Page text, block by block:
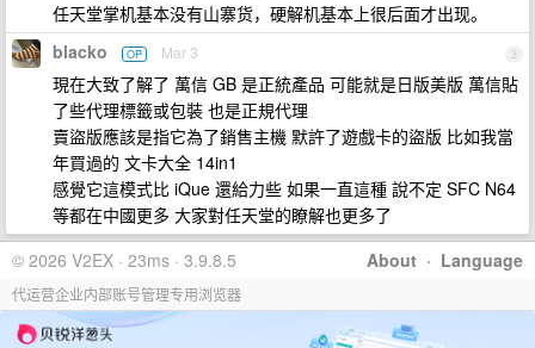
任天堂掌机基本没有山寨货，硬解机基本上很后面才出现。
3
blacko OP Mar 3
現在大致了解了 萬信 GB 是正統產品 可能就是日版美版 萬信貼
了些代理標籤或包裝 也是正規代理
賣盜版應該是指它為了銷售主機 默許了遊戲卡的盜版 比如我當
年買過的 文卡大全 14in1
感覺它這模式比 iQue 還給力些 如果一直這種 說不定 SFC N64
等都在中國更多 大家對任天堂的瞭解也更多了
About · Language
© 2026 V2EX · 23ms · 3.9.8.5
代运营企业内部账号管理专用浏览器